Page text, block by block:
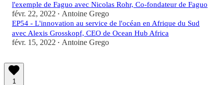
l'exemple de Faguo avec Nicolas Rohr, Co-fondateur de Faguo
févr. 22, 2022 • Antoine Grego
EP54 - L'innovation au service de l'océan en Afrique du Sud
avec Alexis Grosskopf, CEO de Ocean Hub Africa
févr. 15, 2022 • Antoine Grego
1